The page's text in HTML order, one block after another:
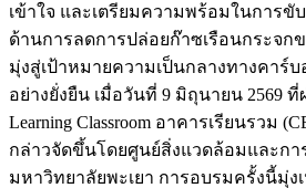
เข้าใจ และเตรียมความพร้อมในการขั
ด้านการลดการปล่อยก๊าซเรือนกระจก
มุ่งสู่เป้าหมายความเป็นกลางทางคาร์บ
อย่างยั่งยืน เมื่อวันที่ 9 มิถุนายน 2569
Learning Classroom อาคารเรียนรวม
กล่าวจัดขึ้นโดยศูนย์สิ่งแวดล้อมและกา
มหาวิทยาลัยพะเยา การอบรมครั้งนี้มุ่ง